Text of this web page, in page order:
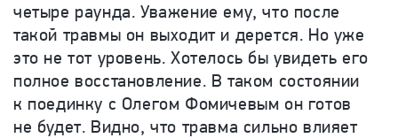
четыре раунда. Уважение ему, что после
такой травмы он выходит и дерется. Но уже
это не тот уровень. Хотелось бы увидеть его
полное восстановление. В таком состоянии
к поединку с Олегом Фомичевым он готов
не будет. Видно, что травма сильно влияет